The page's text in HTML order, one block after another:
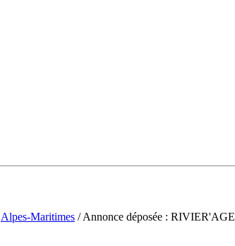
Alpes-Maritimes / Annonce déposée : RIVIER'AGE